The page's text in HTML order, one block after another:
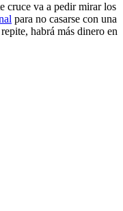
cruce va a pedir mirar los
para no casarse con una
habrá más dinero en